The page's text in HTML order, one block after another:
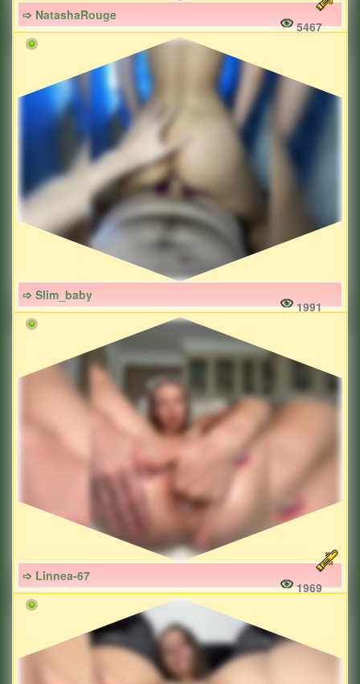
➩ NatashaRouge
5467
➩ Slim_baby
1991
➩ Linnea-67
1969